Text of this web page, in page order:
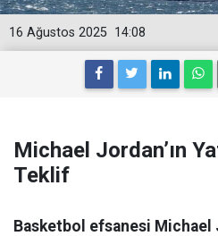
14:08
16 Ağustos 2025
Michael Jordan’ın
Teklif
Basketbol efsanesi Michael